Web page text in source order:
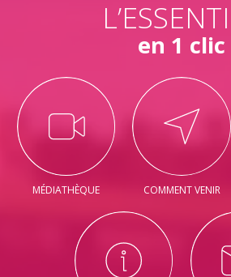
en 1 clic
MÉDIATHÈQUE COMMENT VENIR